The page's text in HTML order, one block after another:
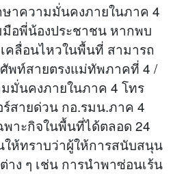
ษาความมั่นคงภายในภาค 4
อพี่น้องประชาชน หากพบ
คลื่อนไหวในพื้นที่ สามารถ
พท์สายตรงแม่ทัพภาคที่ 4 /
มั่นคงภายในภาค 4 โทร
ร์สายด่วน กอ.รมน.ภาค 4
าะกิจในพื้นที่ได้ตลอด 24
ให้ทราบว่าผู้ให้การสนับสนุน
าง ๆ เช่น การนำพาซ่อนเร้น